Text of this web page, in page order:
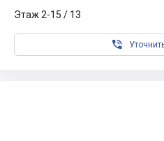
Этаж 2-15 / 13
